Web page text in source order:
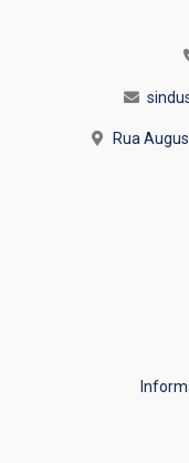
Rua